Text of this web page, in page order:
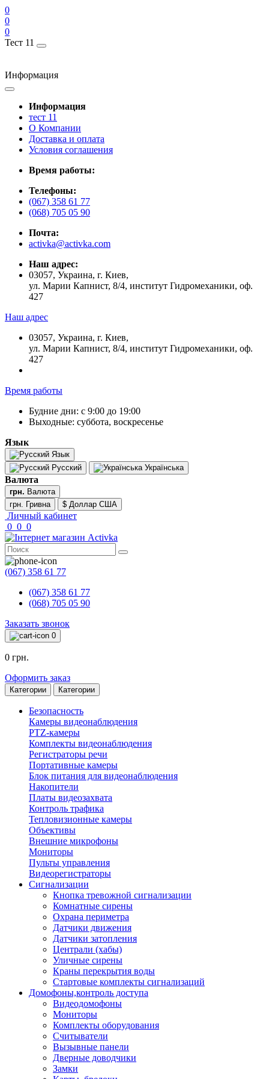
0
0
0
Тест 11
Информация
Информация
тест 11
О Компании
Доставка и оплата
Условия соглашения
Время работы:
Телефоны:
(067) 358 61 77
(068) 705 05 90
Почта:
activka@activka.com
Наш адрес:
03057, Украина, г. Киев,
ул. Марии Капнист, 8/4, институт Гидромеханики, оф.
427
Наш адрес
03057, Украина, г. Киев,
ул. Марии Капнист, 8/4, институт Гидромеханики, оф.
427
Время работы
Будние дни: с 9:00 до 19:00
Выходные: суббота, воскресенье
Язык
Язык
Русский
Українська
Валюта
грн. Валюта
грн. Гривна
$ Доллар США
Личный кабинет
0 0 0
(067) 358 61 77
(067) 358 61 77
(068) 705 05 90
Заказать звонок
0
0 грн.
Оформить заказ
Категории Категории
Безопасность
Камеры видеонаблюдения
PTZ-камеры
Комплекты видеонаблюдения
Регистраторы речи
Портативные камеры
Блок питания для видеонаблюдения
Накопители
Платы видеозахвата
Контроль трафика
Тепловизионные камеры
Объективы
Внешние микрофоны
Мониторы
Пульты управления
Видеорегистраторы
Сигнализации
Кнопка тревожной сигнализации
Комнатные сирены
Охрана периметра
Датчики движения
Датчики затопления
Централи (хабы)
Уличные сирены
Краны перекрытия воды
Стартовые комплекты сигнализаций
Домофоны,контроль доступа
Видеодомофоны
Мониторы
Комплекты оборудования
Считыватели
Вызывные панели
Дверные доводчики
Замки